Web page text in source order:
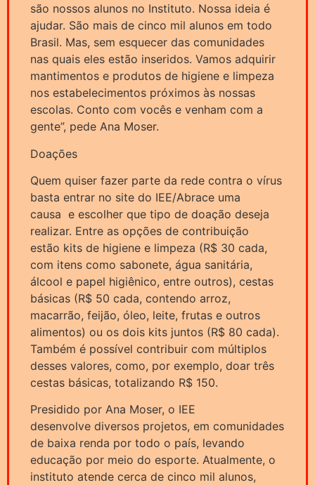
são nossos alunos no Instituto. Nossa ideia é
ajudar. São mais de cinco mil alunos em todo
Brasil. Mas, sem esquecer das comunidades
nas quais eles estão inseridos. Vamos adquirir
mantimentos e produtos de higiene e limpeza
nos estabelecimentos próximos às nossas
escolas. Conto com vocês e venham com a
gente”, pede Ana Moser.
Doações
Quem quiser fazer parte da rede contra o vírus
basta entrar no site do IEE/Abrace uma
causa e escolher que tipo de doação deseja
realizar. Entre as opções de contribuição
estão kits de higiene e limpeza (R$ 30 cada,
com itens como sabonete, água sanitária,
álcool e papel higiênico, entre outros), cestas
básicas (R$ 50 cada, contendo arroz,
macarrão, feijão, óleo, leite, frutas e outros
alimentos) ou os dois kits juntos (R$ 80 cada).
Também é possível contribuir com múltiplos
desses valores, como, por exemplo, doar três
cestas básicas, totalizando R$ 150.
Presidido por Ana Moser, o IEE
desenvolve diversos projetos, em comunidades
de baixa renda por todo o país, levando
educação por meio do esporte. Atualmente, o
instituto atende cerca de cinco mil alunos,